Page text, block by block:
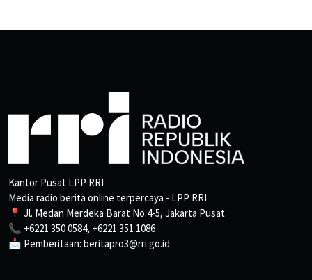
Kantor Pusat LPP RRI
Media radio berita online terpercaya - LPP RRI
📍 Jl. Medan Merdeka Barat No.4-5, Jakarta Pusat.
📞 +6221 350 0584, +6221 351 1086
📩 Pemberitaan: beritapro3@rri.go.id